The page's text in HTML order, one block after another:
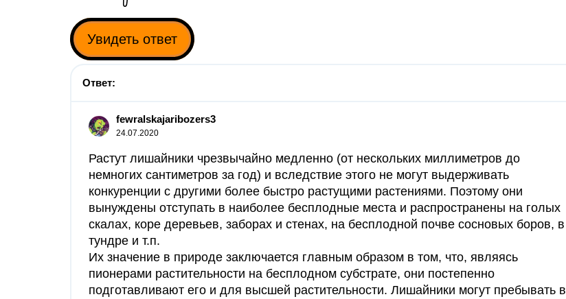
Увидеть ответ
Ответ:
fewralskajaribozers3
24.07.2020
Растут лишайники чрезвычайно медленно (от нескольких миллиметров до
немногих сантиметров за год) и вследствие этого не могут выдерживать
конкуренции с другими более быстро растущими растениями. Поэтому они
вынуждены отступать в наиболее бесплодные места и распространены на голых
скалах, коре деревьев, заборах и стенах, на бесплодной почве сосновых боров, в
тундре и т.п.
Их значение в природе заключается главным образом в том, что, являясь
пионерами растительности на бесплодном субстрате, они постепенно
подготавливают его и для высшей растительности. Лишайники могут пребывать в